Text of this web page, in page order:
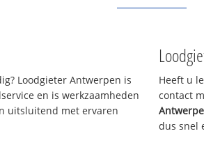
Loodgieter Antwerpen is
en is werkzaamheden
uitsluitend met ervaren
Heeft u
contact
dus snel